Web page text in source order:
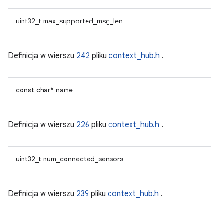
uint32_t max_supported_msg_len
Definicja w wierszu 242 pliku context_hub.h .
const char* name
Definicja w wierszu 226 pliku context_hub.h .
uint32_t num_connected_sensors
Definicja w wierszu 239 pliku context_hub.h .